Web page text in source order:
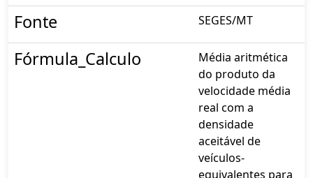
Fonte SEGES/MT
Fórmula_Calculo
Média aritmética
do produto da
velocidade média
real com a
densidade
aceitável de
veículos-
equivalentes para